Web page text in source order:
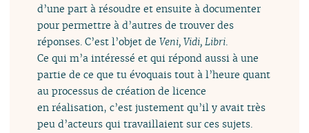
d’une part à résoudre et ensuite à documenter
pour permettre à d’autres de trouver des
réponses. C’est l’objet deVeni, Vidi, Libri.
Ce qui m’a intéressé et qui répond aussi à une
partie de ce que tu évoquais tout à l’heure quant
au processus de création de licence
en réalisation, c’est justement qu’il y avait très
peu d’acteurs qui travaillaient sur ces sujets.